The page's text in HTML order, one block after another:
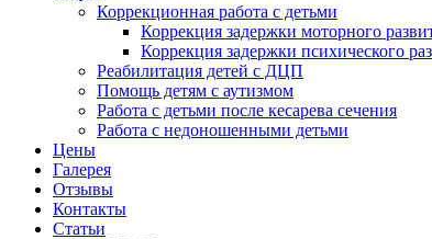
Коррекционная работа с детьми
Коррекция задержки моторного
Коррекция задержки психического
Реабилитация детей с ДЦП
Помощь детям с аутизмом
Работа с детьми после кесарева сечения
Работа с недоношенными детьми
Цены
Галерея
Отзывы
Контакты
Статьи